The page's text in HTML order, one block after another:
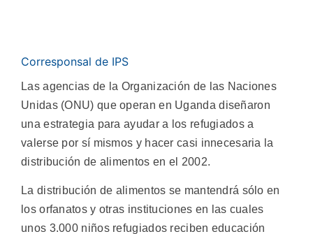
Corresponsal de IPS
Las agencias de la Organización de las Naciones
Unidas (ONU) que operan en Uganda diseñaron
una estrategia para ayudar a los refugiados a
valerse por sí mismos y hacer casi innecesaria la
distribución de alimentos en el 2002.
La distribución de alimentos se mantendrá sólo en
los orfanatos y otras instituciones en las cuales
unos 3.000 niños refugiados reciben educación